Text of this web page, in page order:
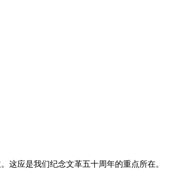
这应是我们纪念文革五十周年的重点所在。